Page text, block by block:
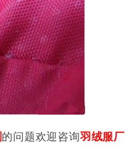
的问题欢迎咨询羽绒服厂